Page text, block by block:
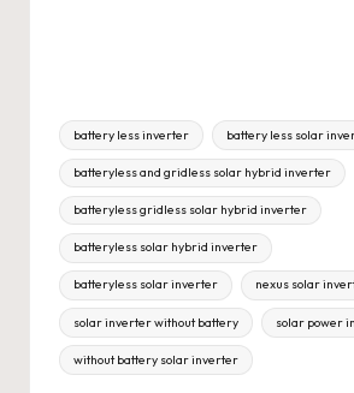
Tags:
battery less inverter battery less solar
batteryless and gridless solar hybrid inverter
batteryless gridless solar hybrid inverter
batteryless solar hybrid inverter
batteryless solar inverter nexus solar
solar inverter without battery solar power
without battery solar inverter